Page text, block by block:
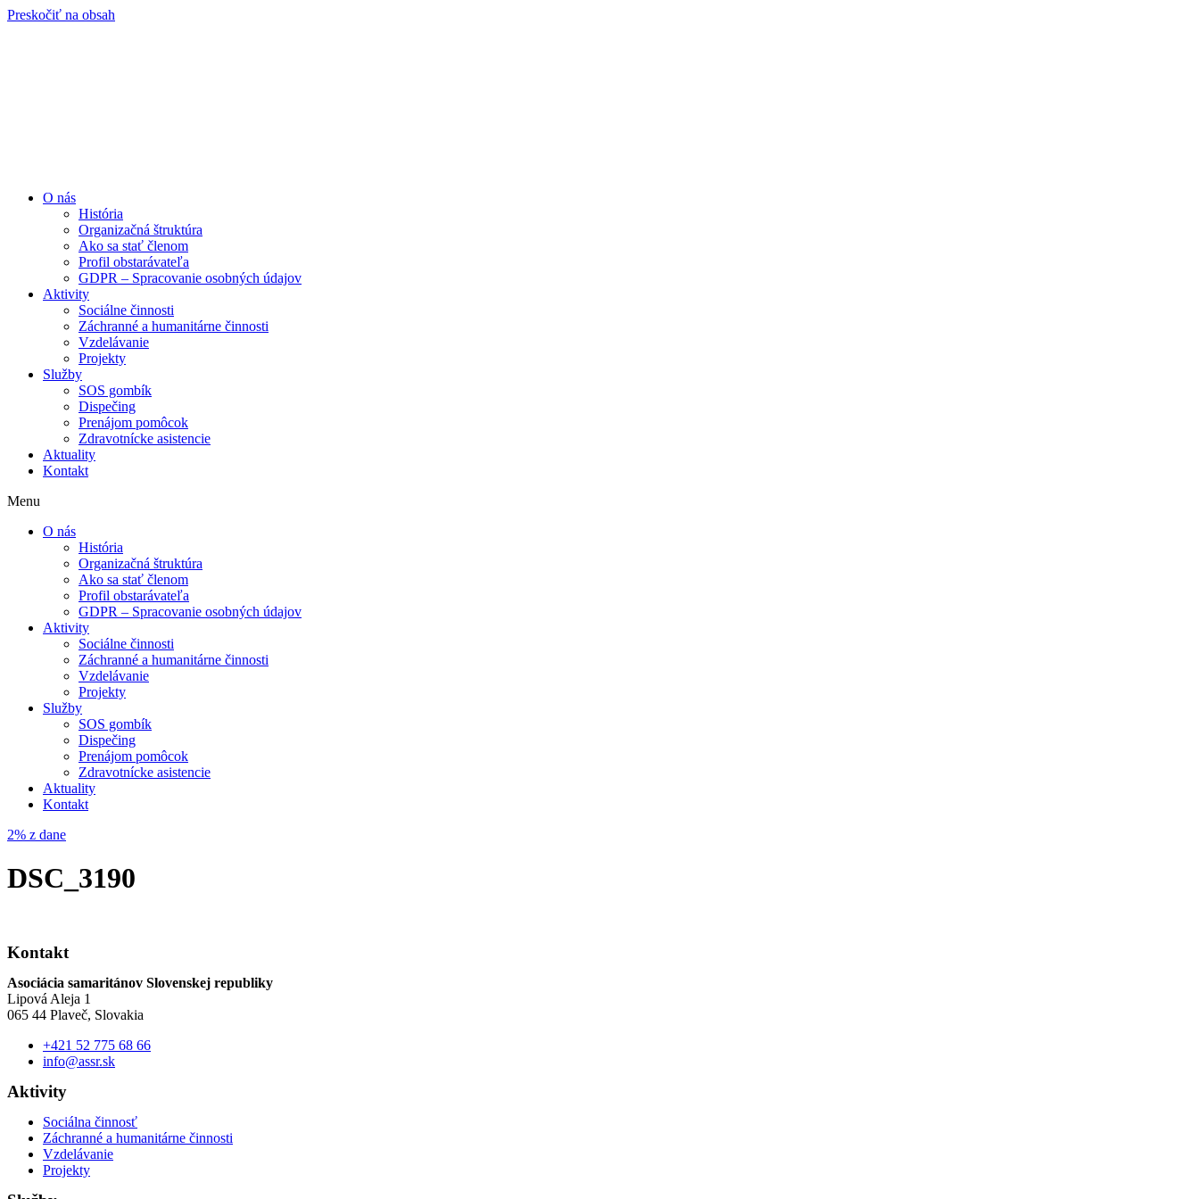
Preskočiť na obsah
O nás
História
Organizačná štruktúra
Ako sa stať členom
Profil obstarávateľa
GDPR – Spracovanie osobných údajov
Aktivity
Sociálne činnosti
Záchranné a humanitárne činnosti
Vzdelávanie
Projekty
Služby
SOS gombík
Dispečing
Prenájom pomôcok
Zdravotnícke asistencie
Aktuality
Kontakt
Menu
O nás
História
Organizačná štruktúra
Ako sa stať členom
Profil obstarávateľa
GDPR – Spracovanie osobných údajov
Aktivity
Sociálne činnosti
Záchranné a humanitárne činnosti
Vzdelávanie
Projekty
Služby
SOS gombík
Dispečing
Prenájom pomôcok
Zdravotnícke asistencie
Aktuality
Kontakt
2% z dane
DSC_3190
Kontakt
Asociácia samaritánov Slovenskej republiky
Lipová Aleja 1
065 44 Plaveč, Slovakia
+421 52 775 68 66
info@assr.sk
Aktivity
Sociálna činnosť
Záchranné a humanitárne činnosti
Vzdelávanie
Projekty
Nevyhnutné
Tieto súbory
cookie nie sú
voliteľné. Sú
potrebné pre
fungovanie
webovej
stránky.
Štatistiky
Aby sme
mohli
funkčnosť
a štruktúru
webovej
stránky na
základe
spôsobu
používania
stránky.
spokojnosť
stránka počas
vašej návštevy
fungovala čo
tieto súbory
cookie
niektoré
webovej
stránky zmiznú.